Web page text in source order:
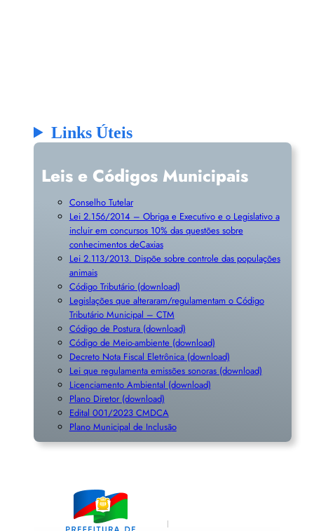
Links Úteis
Leis e Códigos Municipais
Conselho Tutelar
Lei 2.156/2014 – Obriga e Executivo e o Legislativo a
incluir em concursos 10% das questões sobre
conhecimentos deCaxias
Lei 2.113/2013. Dispõe sobre controle das populações
animais
Código Tributário (download)
Legislações que alteraram/regulamentam o Código
Tributário Municipal – CTM
Código de Postura (download)
Código de Meio-ambiente (download)
Decreto Nota Fiscal Eletrônica (download)
Lei que regulamenta emissões sonoras (download)
Licenciamento Ambiental (download)
Plano Diretor (download)
Edital 001/2023 CMDCA
Plano Municipal de Inclusão